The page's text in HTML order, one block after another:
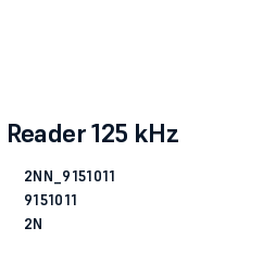
Reader 125 kHz
2NN_9151011
9151011
2N